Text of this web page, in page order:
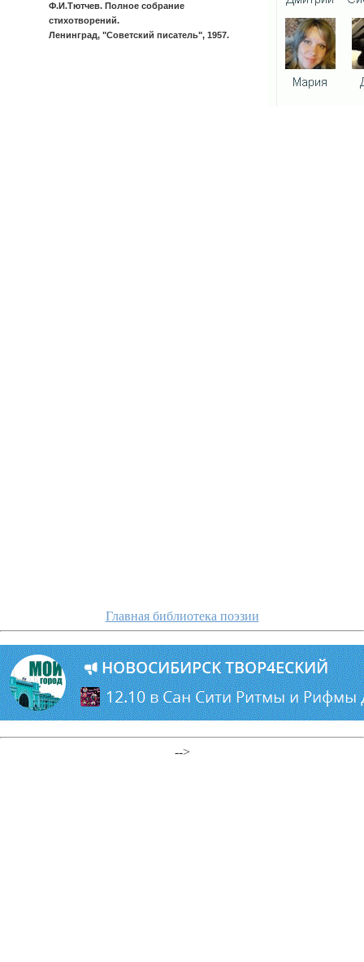
Ф.И.Тютчев. Полное собрание
стихотворений.
Ленинград, "Советский писатель", 1957.
Главная библиотека поэзии
-->